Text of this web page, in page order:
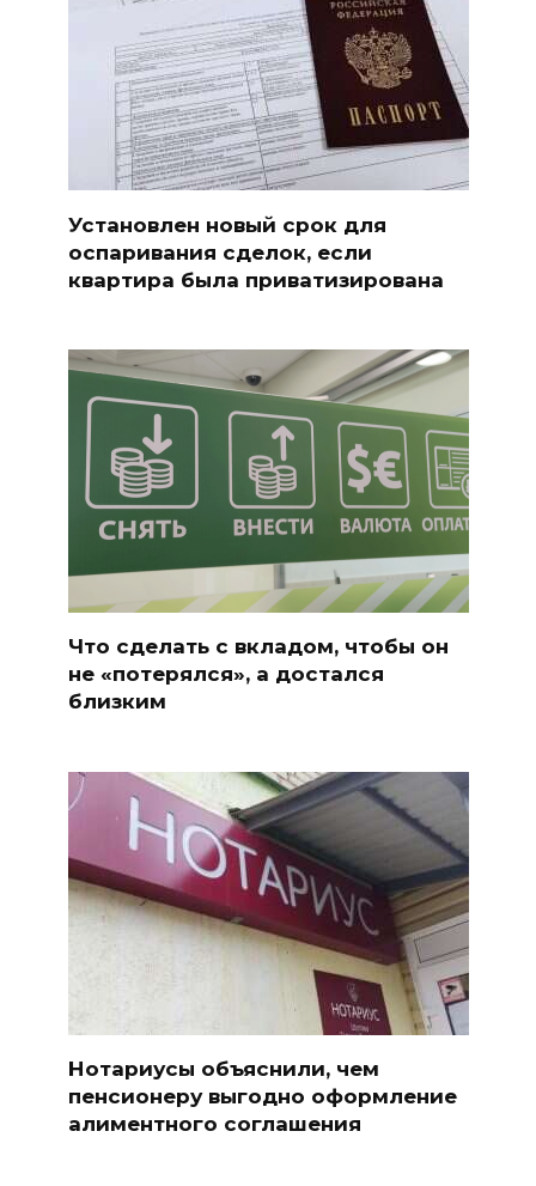
Установлен новый срок для
оспаривания сделок, если
квартира была приватизирована
Что сделать с вкладом, чтобы он
не «потерялся», а достался
близким
Нотариусы объяснили, чем
пенсионеру выгодно оформление
алиментного соглашения